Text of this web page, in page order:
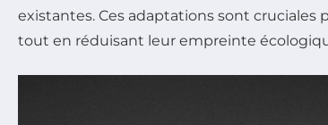
existantes. Ces adaptations sont cruciales
tout en réduisant leur empreinte